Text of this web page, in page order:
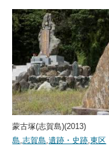
蒙古塚(志賀島)(2013)
島 ,志賀島 ,遺跡・史跡 ,東区